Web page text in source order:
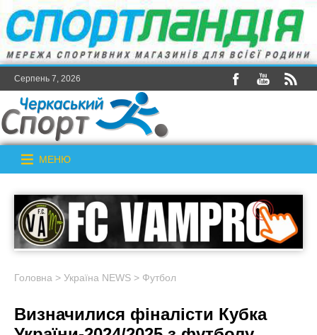
Серпень 7, 2026
МЕНЮ
Головна > Україна NEWS > Футбол
Визначилися фіналісти Кубка